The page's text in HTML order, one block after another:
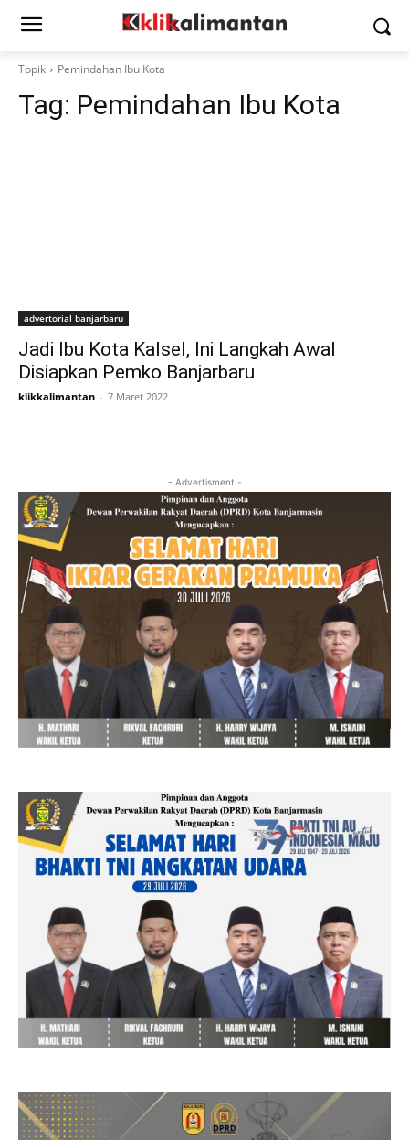
Topik Pemindahan Ibu Kota
Tag: Pemindahan Ibu Kota
advertorial banjarbaru
Jadi Ibu Kota Kalsel, Ini Langkah Awal
Disiapkan Pemko Banjarbaru
klikkalimantan - 7 Maret 2022
- Advertisment -